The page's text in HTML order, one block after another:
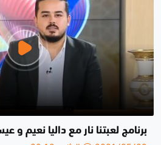
برنامج لعبتنا نار مع داليا نعيم